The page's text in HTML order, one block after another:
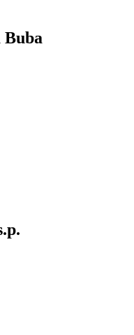
Buba